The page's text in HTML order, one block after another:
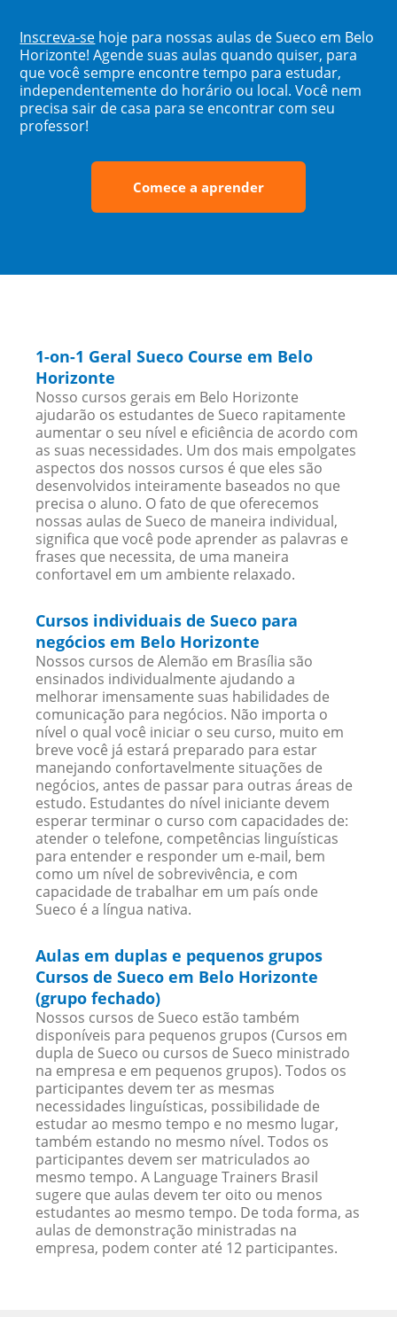
Inscreva-se hoje para nossas aulas de Sueco em Belo
Horizonte! Agende suas aulas quando quiser, para
que você sempre encontre tempo para estudar,
independentemente do horário ou local. Você nem
precisa sair de casa para se encontrar com seu
professor!
Comece a aprender
1-on-1 Geral Sueco Course em Belo
Horizonte
Nosso cursos gerais em Belo Horizonte
ajudarão os estudantes de Sueco rapitamente
aumentar o seu nível e eficiência de acordo com
as suas necessidades. Um dos mais empolgates
aspectos dos nossos cursos é que eles são
desenvolvidos inteiramente baseados no que
precisa o aluno. O fato de que oferecemos
nossas aulas de Sueco de maneira individual,
significa que você pode aprender as palavras e
frases que necessita, de uma maneira
confortavel em um ambiente relaxado.
Cursos individuais de Sueco para
negócios em Belo Horizonte
Nossos cursos de Alemão em Brasília são
ensinados individualmente ajudando a
melhorar imensamente suas habilidades de
comunicação para negócios. Não importa o
nível o qual você iniciar o seu curso, muito em
breve você já estará preparado para estar
manejando confortavelmente situações de
negócios, antes de passar para outras áreas de
estudo. Estudantes do nível iniciante devem
esperar terminar o curso com capacidades de:
atender o telefone, competências linguísticas
para entender e responder um e-mail, bem
como um nível de sobrevivência, e com
capacidade de trabalhar em um país onde
Sueco é a língua nativa.
Aulas em duplas e pequenos grupos
Cursos de Sueco em Belo Horizonte
(grupo fechado)
Nossos cursos de Sueco estão também
disponíveis para pequenos grupos (Cursos em
dupla de Sueco ou cursos de Sueco ministrado
na empresa e em pequenos grupos). Todos os
participantes devem ter as mesmas
necessidades linguísticas, possibilidade de
estudar ao mesmo tempo e no mesmo lugar,
também estando no mesmo nível. Todos os
participantes devem ser matriculados ao
mesmo tempo. A Language Trainers Brasil
sugere que aulas devem ter oito ou menos
estudantes ao mesmo tempo. De toda forma, as
aulas de demonstração ministradas na
empresa, podem conter até 12 participantes.